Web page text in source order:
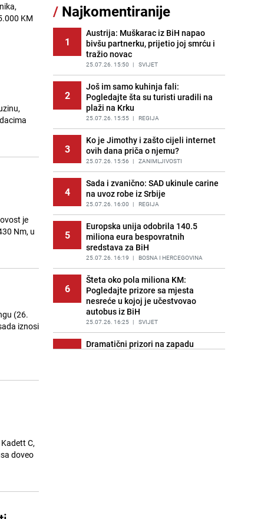
KM
je
Nm, u
(26.
iznosi
C,
doveo
11
'grdosiju' od skoro tri metra koju su
braća izvukla iz mora
PRIJE 2 DANA | SVIJET
Gosti iz Njemačke napravili požar u
apartmanu u Istri, vlasniku se
smijali i pokazivali srednji prst
PRIJE 2 DANA | REGIJA
Kako očistiti staklo od tuš-kabina:
Jednostavni savjeti za očuvanje
sjaja
PRIJE 1 DAN | ŽIVOT I STIL
14
Očistite rernu bez hemikalija:
Poznata stručnjakinja dijeli savjete
PRIJE 2 DANA ŽIVOT I STIL
15
Novi detalji istrage: Ruske službe
otkrile moguć uzrok tragedije bh.
planinara na Elbrusu
PRIJE 2 DANA | SVIJET
/ Najkomentiranije
1
Austrija: Muškarac iz BiH napao
bivšu partnerku, prijetio joj smrću i
tražio novac
25.07.26. 15:50 | SVIJET
2
Još im samo kuhinja fali:
Pogledajte šta su turisti uradili na
plaži na Krku
25.07.26. 15:55 | REGIJA
3
Ko je Jimothy i zašto cijeli internet
ovih dana priča o njemu?
25.07.26. 15:56 | ZANIMLJIVOSTI
4
Sada i zvanično: SAD ukinule carine
na uvoz robe iz Srbije
25.07.26. 16:00 | REGIJA
5
Europska unija odobrila 140.5
miliona eura bespovratnih
sredstava za BiH
25.07.26. 16:19 | BOSNA I HERCEGOVINA
6
Šteta oko pola miliona KM:
Pogledajte prizore sa mjesta
nesreće u kojoj je učestvovao
autobus iz BiH
25.07.26. 16:25 | SVIJET
7
Dramatični prizori na zapadu